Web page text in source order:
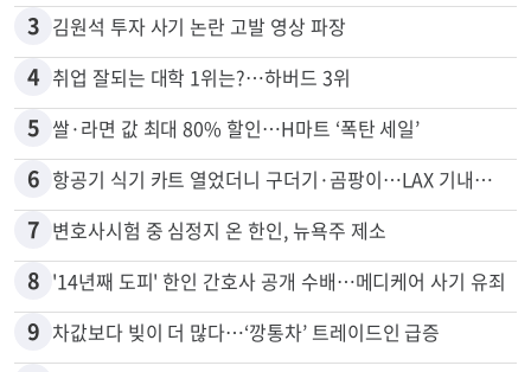
2 5주간 차 안 몰면 최대 600불 지급
3 김원석 투자 사기 논란 고발 영상 파장
4 취업 잘되는 대학 1위는?…하버드 3위
5 쌀·라면 값 최대 80% 할인…H마트 ‘폭탄 세일’
6
7 변호사시험 중 심정지 온 한인, 뉴욕주 제소
8 '14년째 도피' 한인 간호사 공개 수배…메디케어 사기 유죄